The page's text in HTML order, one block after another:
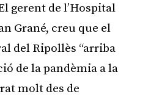
gerent de l’Hospital
Grané, creu que el
del Ripollès “arriba
de la pandèmia a la
molt des de